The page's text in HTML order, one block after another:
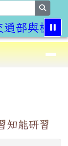
部與桃園
⏸
知能研習